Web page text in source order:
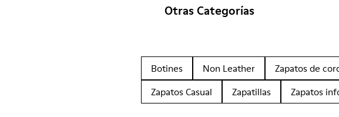
Otras Categorías
Botines Non Leather Zapatos de
Zapatos Casual
Zapatillas Zapatos